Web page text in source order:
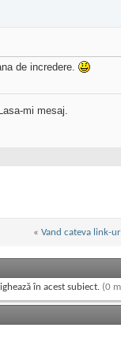
de incredere.
mi mesaj.
« Vand cateva link-
în acest subiect. (0